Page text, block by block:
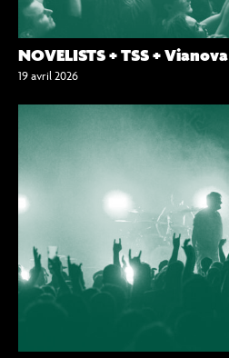
NOVELISTS + TSS + Vianova
19 avril 2026